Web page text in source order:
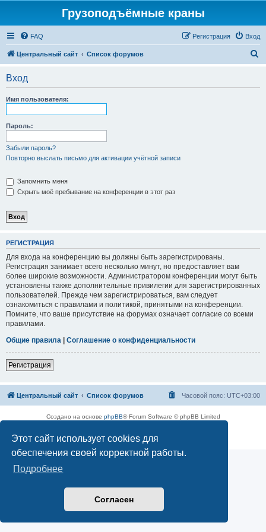
Этот сайт использует cookies для
обеспечения своей корректной работы.
Подробнее
Согласен
Грузоподъёмные краны
FAQ Вход
Регистрация
Центральный сайт Список форумов
Вход
Имя пользователя:
Пароль:
Забыли пароль?
Повторно выслать письмо для активации учётной записи
Запомнить меня
Скрыть моё пребывание на конференции в этот раз
РЕГИСТРАЦИЯ
Для входа на конференцию вы должны быть зарегистрированы.
Регистрация занимает всего несколько минут, но предоставляет вам
более широкие возможности. Администратором конференции могут быть
установлены также дополнительные привилегии для зарегистрированных
пользователей. Прежде чем зарегистрироваться, вам следует
ознакомиться с правилами и политикой, принятыми на конференции.
Помните, что ваше присутствие на форумах означает согласие со всеми
правилами.
Общие правила | Соглашение о конфиденциальности
Регистрация
Центральный сайт Список форумов Часовой пояс: UTC+03:00
Создано на основе phpBB® Forum Software © phpBB Limited
Конфиденциальность|Правила